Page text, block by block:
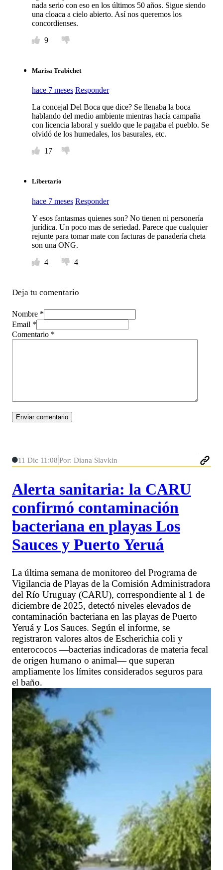
nada serio con eso en los últimos 50 años. Sigue siendo
una cloaca a cielo abierto. Así nos queremos los
concordienses.
9
Marisa Trabichet
hace 7 meses Responder
La concejal Del Boca que dice? Se llenaba la boca
hablando del medio ambiente mientras hacía campaña
con licencia laboral y sueldo que le pagaba el pueblo. Se
olvidó de los humedales, los basurales, etc.
17
Libertario
hace 7 meses Responder
Y esos fantasmas quienes son? No tienen ni personería
jurídica. Un poco mas de seriedad. Parece que cualquier
rejunte para tomar mate con facturas de panadería cheta
son una ONG.
4
4
Deja tu comentario
Nombre *
Email *
Comentario *
11 Dic 11:08 Por: Diana Slavkin
Alerta sanitaria: la CARU
confirmó contaminación
bacteriana en playas Los
Sauces y Puerto Yeruá
La última semana de monitoreo del Programa de
Vigilancia de Playas de la Comisión Administradora
del Río Uruguay (CARU), correspondiente al 1 de
diciembre de 2025, detectó niveles elevados de
contaminación bacteriana en las playas de Puerto
Yeruá y Los Sauces. Según el informe, se
registraron valores altos de Escherichia coli y
enterococos —bacterias indicadoras de materia fecal
de origen humano o animal— que superan
ampliamente los límites considerados seguros para
el baño.